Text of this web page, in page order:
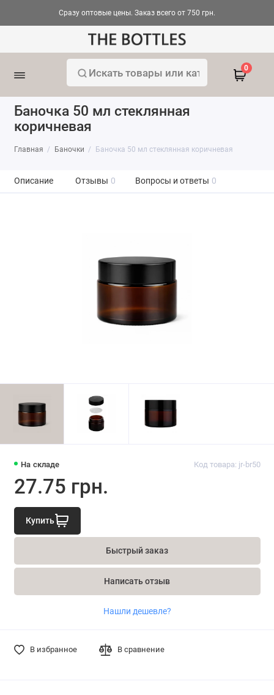
Сразу оптовые цены. Заказ всего от 750 грн.
0
Баночка 50 мл стеклянная
коричневая
Главная Баночки Баночка 50 мл стеклянная коричневая
Описание Отзывы 0 Вопросы и ответы 0
На складе Код товара: jr-br50
27.75 грн.
Купить
Быстрый заказ
Написать отзыв
Нашли дешевле?
В избранное В сравнение